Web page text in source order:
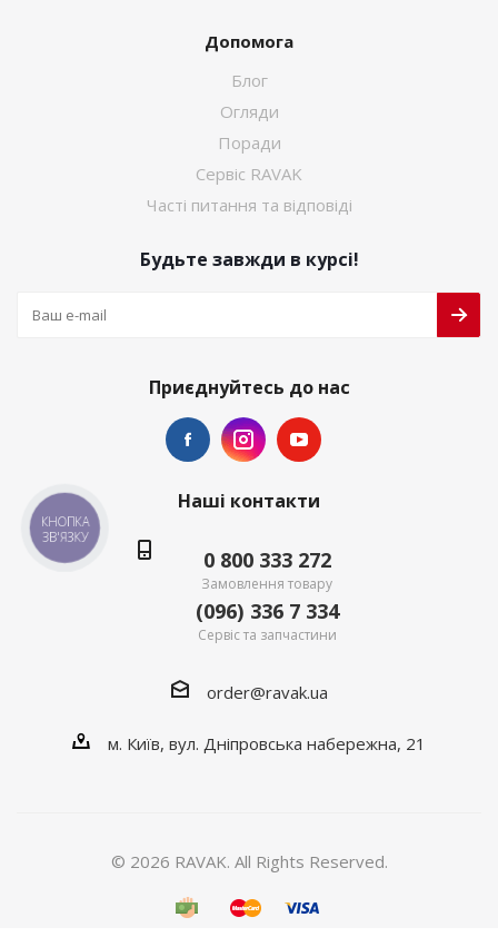
Допомога
Блог
Огляди
Поради
Сервіс RAVAK
Часті питання та відповіді
Будьте завжди в курсі!
Приєднуйтесь до нас
Наші контакти
0 800 333 272
Замовлення товару
(096) 336 7 334
Сервіс та запчастини
order@ravak.ua
м. Київ, вул. Дніпровська набережна, 21
© 2026 RAVAK. All Rights Reserved.
КНОПКА
ЗВ'ЯЗКУ